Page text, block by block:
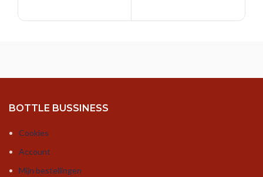
BOTTLE BUSSINESS
Cookies
Account
Mijn bestellingen